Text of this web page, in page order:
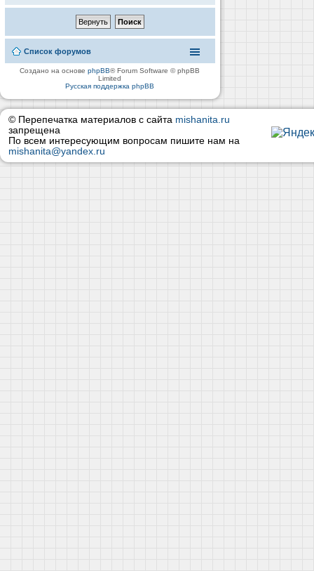
Список форумов
Создано на основеphpBB® Forum Software © phpBB
Limited
Русская поддержка phpBB
© Перепечатка материалов с сайта mishanita.ru
запрещена
По всем интересующим вопросам пишите нам на
mishanita@yandex.ru